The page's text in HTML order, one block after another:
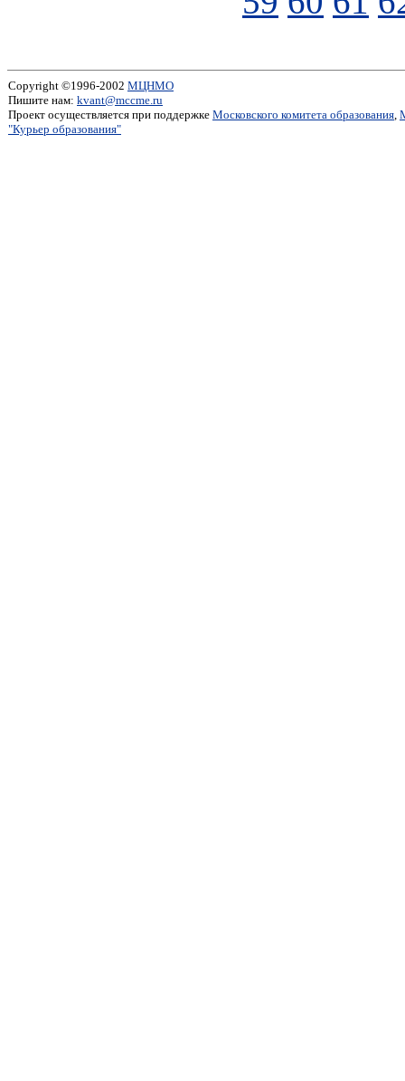
Copyright ©1996-2002 МЦНМО
Пишите нам: kvant@mccme.ru
Проект осуществляется при поддержке Московского комитета образования,
"Курьер образования"